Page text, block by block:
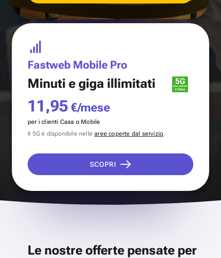
Fastweb Mobile Pro
Minuti e giga illimitati
11,95 €/mese
per i clienti Casa o Mobile
Il 5G è disponibile nellearee coperte dal servizio.
SCOPRI
Le nostre offerte pensate per